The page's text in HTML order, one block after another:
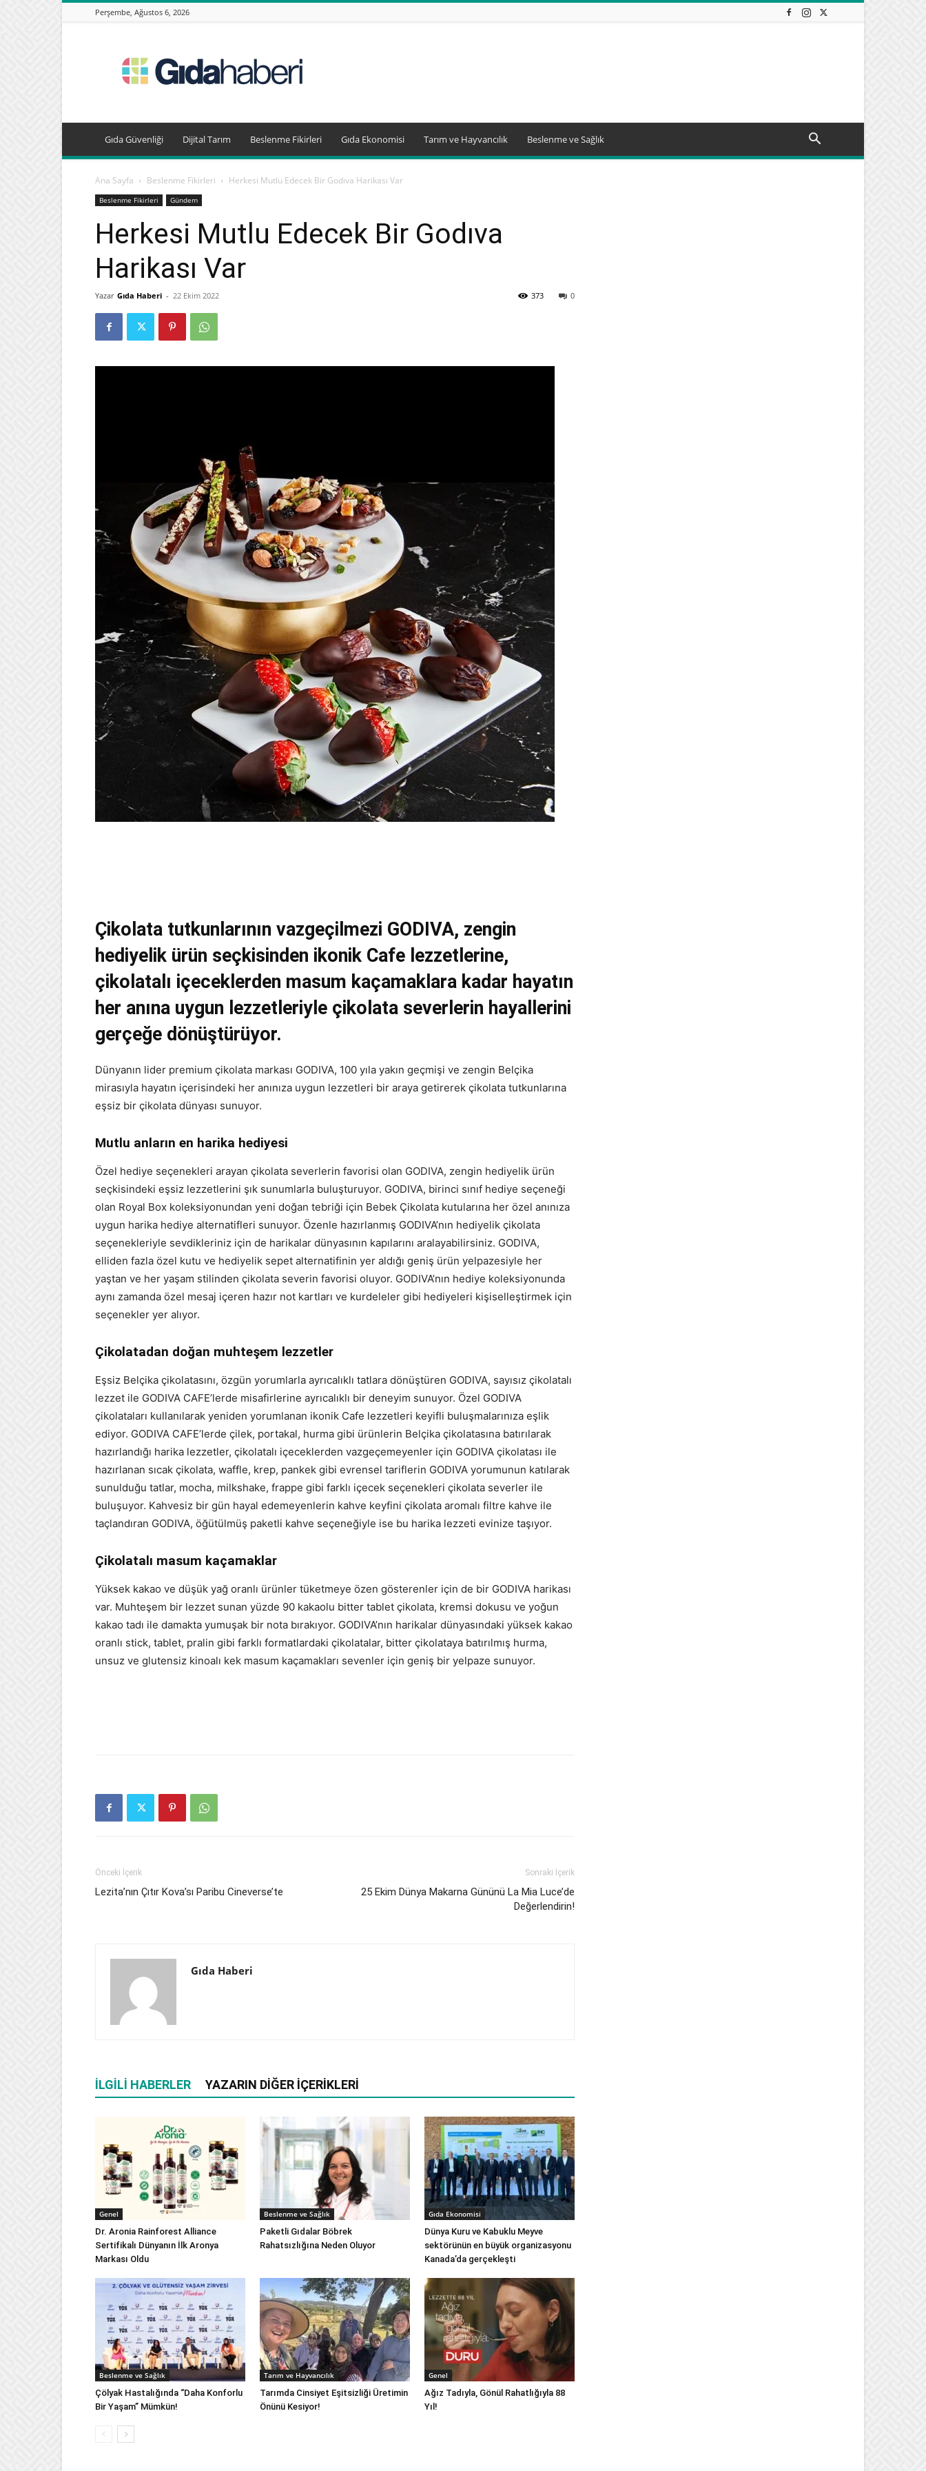
Perşembe, Ağustos 6, 2026
Haberleri,
Beslenme
Gıda Güvenliği Dijital Tarım Beslenme Fikirleri Gıda Ekonomisi Tarım ve Hayvancılık Beslenme ve Sağlık
Ana Sayfa Beslenme Fikirleri Herkesi Mutlu Edecek Bir Godıva Harikası Var
Beslenme Fikirleri Gündem
Herkesi Mutlu Edecek Bir Godıva
Harikası Var
Yazar Gıda Haberi - 22 Ekim 2022 0
373
Çikolata tutkunlarının vazgeçilmezi GODIVA, zengin
hediyelik ürün seçkisinden ikonik Cafe lezzetlerine,
çikolatalı içeceklerden masum kaçamaklara kadar hayatın
her anına uygun lezzetleriyle çikolata severlerin hayallerini
gerçeğe dönüştürüyor.
Dünyanın lider premium çikolata markası GODIVA, 100 yıla yakın geçmişi ve zengin Belçika
mirasıyla hayatın içerisindeki her anınıza uygun lezzetleri bir araya getirerek çikolata tutkunlarına
eşsiz bir çikolata dünyası sunuyor.
Mutlu anların en harika hediyesi
Özel hediye seçenekleri arayan çikolata severlerin favorisi olan GODIVA, zengin hediyelik ürün
seçkisindeki eşsiz lezzetlerini şık sunumlarla buluşturuyor. GODIVA, birinci sınıf hediye seçeneği
olan Royal Box koleksiyonundan yeni doğan tebriği için Bebek Çikolata kutularına her özel anınıza
uygun harika hediye alternatifleri sunuyor. Özenle hazırlanmış GODIVA’nın hediyelik çikolata
seçenekleriyle sevdikleriniz için de harikalar dünyasının kapılarını aralayabilirsiniz. GODIVA,
elliden fazla özel kutu ve hediyelik sepet alternatifinin yer aldığı geniş ürün yelpazesiyle her
yaştan ve her yaşam stilinden çikolata severin favorisi oluyor. GODIVA’nın hediye koleksiyonunda
aynı zamanda özel mesaj içeren hazır not kartları ve kurdeleler gibi hediyeleri kişiselleştirmek için
seçenekler yer alıyor.
Çikolatadan doğan muhteşem lezzetler
Eşsiz Belçika çikolatasını, özgün yorumlarla ayrıcalıklı tatlara dönüştüren GODIVA, sayısız çikolatalı
lezzet ile GODIVA CAFE’lerde misafirlerine ayrıcalıklı bir deneyim sunuyor. Özel GODIVA
çikolataları kullanılarak yeniden yorumlanan ikonik Cafe lezzetleri keyifli buluşmalarınıza eşlik
ediyor. GODIVA CAFE’lerde çilek, portakal, hurma gibi ürünlerin Belçika çikolatasına batırılarak
hazırlandığı harika lezzetler, çikolatalı içeceklerden vazgeçemeyenler için GODIVA çikolatası ile
hazırlanan sıcak çikolata, waffle, krep, pankek gibi evrensel tariflerin GODIVA yorumunun katılarak
sunulduğu tatlar, mocha, milkshake, frappe gibi farklı içecek seçenekleri çikolata severler ile
buluşuyor. Kahvesiz bir gün hayal edemeyenlerin kahve keyfini çikolata aromalı filtre kahve ile
taçlandıran GODIVA, öğütülmüş paketli kahve seçeneğiyle ise bu harika lezzeti evinize taşıyor.
Çikolatalı masum kaçamaklar
Yüksek kakao ve düşük yağ oranlı ürünler tüketmeye özen gösterenler için de bir GODIVA harikası
var. Muhteşem bir lezzet sunan yüzde 90 kakaolu bitter tablet çikolata, kremsi dokusu ve yoğun
kakao tadı ile damakta yumuşak bir nota bırakıyor. GODIVA’nın harikalar dünyasındaki yüksek kakao
oranlı stick, tablet, pralin gibi farklı formatlardaki çikolatalar, bitter çikolataya batırılmış hurma,
unsuz ve glutensiz kinoalı kek masum kaçamakları sevenler için geniş bir yelpaze sunuyor.
Önceki İçerik
Lezita’nın Çıtır Kova’sı Paribu Cineverse’te
Sonraki İçerik
25 Ekim Dünya Makarna Gününü La Mia Luce’de
Değerlendirin!
Gıda Haberi
İLGILI HABERLER YAZARIN DIĞER İÇERIKLERI
Genel
Dr. Aronia Rainforest Alliance
Sertifikalı Dünyanın İlk Aronya
Markası Oldu
Beslenme ve Sağlık
Paketli Gıdalar Böbrek
Rahatsızlığına Neden Oluyor
Gıda Ekonomisi
Dünya Kuru ve Kabuklu Meyve
sektörünün en büyük organizasyonu
Kanada’da gerçekleşti
Beslenme ve Sağlık
Çölyak Hastalığında “Daha Konforlu
Bir Yaşam” Mümkün!
Tarım ve Hayvancılık
Tarımda Cinsiyet Eşitsizliği Üretimin
Önünü Kesiyor!
Genel
Ağız Tadıyla, Gönül Rahatlığıyla 88
Yıl!